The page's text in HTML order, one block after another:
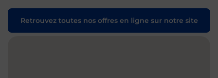
Retrouvez toutes nos offres en ligne sur notre site